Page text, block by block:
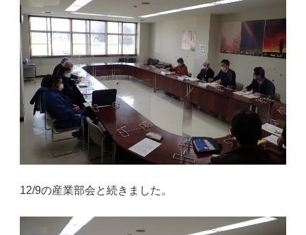
12/9の産業部会と続きました。